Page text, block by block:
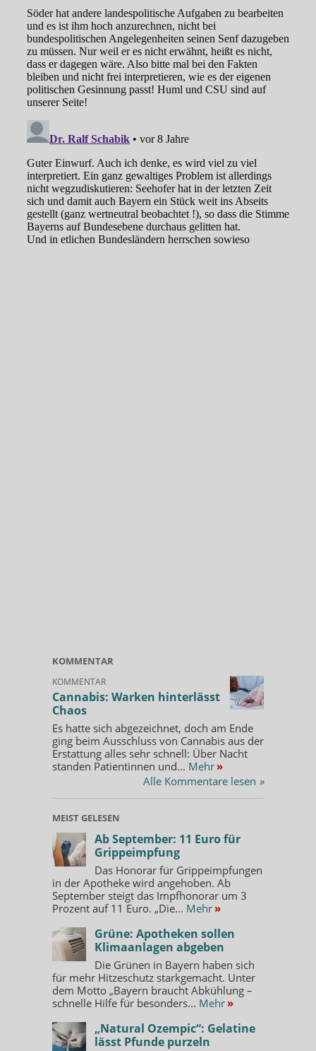
KOMMENTAR
KOMMENTAR
Cannabis: Warken hinterlässt
Chaos
Es hatte sich abgezeichnet, doch am Ende
ging beim Ausschluss von Cannabis aus der
Erstattung alles sehr schnell: Über Nacht
standen Patientinnen und... Mehr »
Alle Kommentare lesen »
MEIST GELESEN
Ab September: 11 Euro für
Grippeimpfung
Das Honorar für Grippeimpfungen
in der Apotheke wird angehoben. Ab
September steigt das Impfhonorar um 3
Prozent auf 11 Euro. „Die... Mehr »
Grüne: Apotheken sollen
Klimaanlagen abgeben
Die Grünen in Bayern haben sich
für mehr Hitzeschutz starkgemacht. Unter
dem Motto „Bayern braucht Abkühlung –
schnelle Hilfe für besonders... Mehr »
„Natural Ozempic“: Gelatine
lässt Pfunde purzeln